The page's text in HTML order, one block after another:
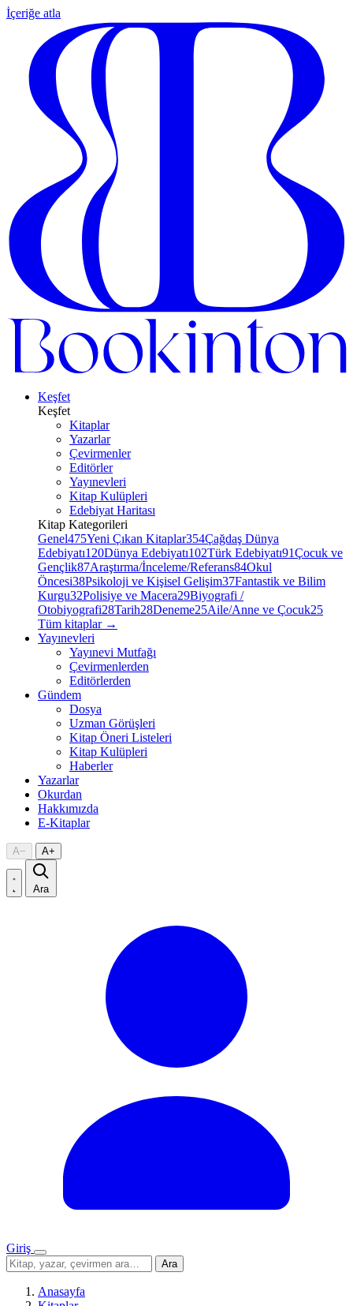
İçeriğe atla
Keşfet
Keşfet
Kitaplar
Yazarlar
Çevirmenler
Editörler
Yayınevleri
Kitap Kulüpleri
Edebiyat Haritası
Kitap Kategorileri
Genel475Yeni Çıkan Kitaplar354Çağdaş Dünya
Edebiyatı120Dünya Edebiyatı102Türk Edebiyatı91Çocuk ve
Gençlik87Araştırma/İnceleme/Referans84Okul
Öncesi38Psikoloji ve Kişisel Gelişim37Fantastik ve Bilim
Kurgu32Polisiye ve Macera29Biyografi /
Otobiyografi28Tarih28Deneme25Aile/Anne ve Çocuk25
Tüm kitaplar →
Yayınevleri
Yayınevi Mutfağı
Çevirmenlerden
Editörlerden
Gündem
Dosya
Uzman Görüşleri
Kitap Öneri Listeleri
Kitap Kulüpleri
Haberler
Yazarlar
Okurdan
Hakkımızda
E-Kitaplar
A− A+
Ara
Giriş
Menü
Sitede
ara
Ara
Anasayfa